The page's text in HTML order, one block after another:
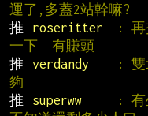
運了,多蓋2站幹嘛?
推
roseritter
: 再
一下  有賺頭
推
verdandy
: 雙
夠
推
superww
: 有